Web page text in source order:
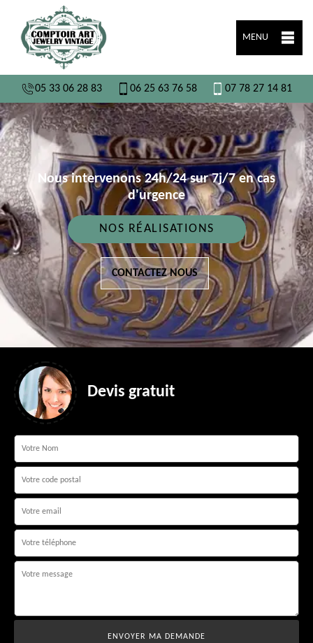
MENU
05 33 06 28 83 06 25 63 76 58 07 78 27 14 81
Nous intervenons 24h/24 sur 7j/7 en cas
d'urgence
NOS RÉALISATIONS
CONTACTEZ NOUS
Devis gratuit